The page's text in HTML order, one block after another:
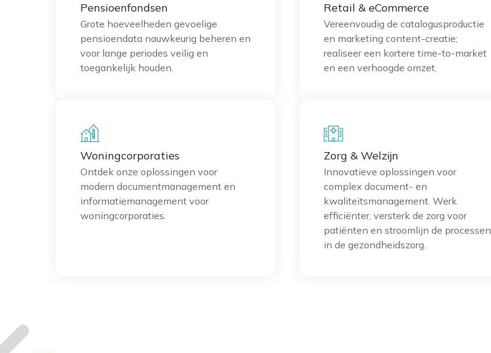
Pensioenfondsen
Grote hoeveelheden gevoelige
pensioendata nauwkeurig beheren en
voor lange periodes veilig en
toegankelijk houden.
Retail & eCommerce
Vereenvoudig de catalogusproductie
en marketing content-creatie;
realiseer een kortere time-to-market
en een verhoogde omzet.
Woningcorporaties
Ontdek onze oplossingen voor
modern documentmanagement en
informatiemanagement voor
woningcorporaties.
Zorg & Welzijn
Innovatieve oplossingen voor
complex document- en
kwaliteitsmanagement. Werk
efficiënter, versterk de zorg voor
patiënten en stroomlijn de processen
in de gezondheidszorg.